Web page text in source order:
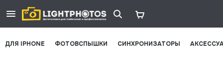
ДЛЯ IPHONE ФОТОВСПЫШКИ СИНХРОНИЗАТОРЫ